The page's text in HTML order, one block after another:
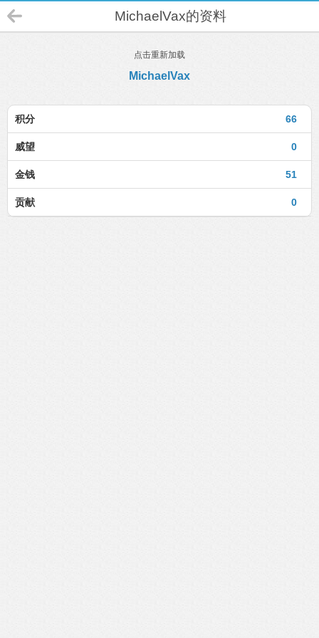
MichaelVax的资料
点击重新加载
MichaelVax
66
积分
0
威望
51
金钱
0
贡献